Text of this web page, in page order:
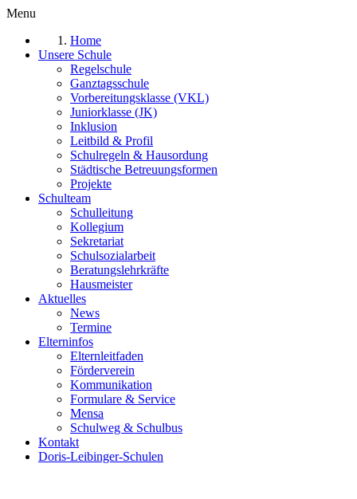
Menu
Home
Unsere Schule
Regelschule
Ganztagsschule
Vorbereitungsklasse (VKL)
Juniorklasse (JK)
Inklusion
Leitbild & Profil
Schulregeln & Hausordung
Städtische Betreuungsformen
Projekte
Schulteam
Schulleitung
Kollegium
Sekretariat
Schulsozialarbeit
Beratungslehrkräfte
Hausmeister
Aktuelles
News
Termine
Elterninfos
Elternleitfaden
Förderverein
Kommunikation
Formulare & Service
Mensa
Schulweg & Schulbus
Kontakt
Doris-Leibinger-Schulen